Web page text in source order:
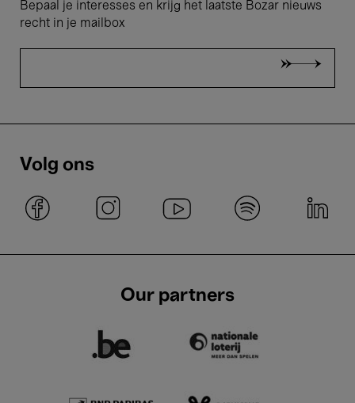
Bepaal je interesses en krijg het laatste Bozar nieuws
recht in je mailbox
Volg ons
Our partners